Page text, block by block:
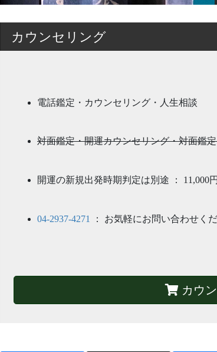
カウンセリング
電話鑑定・カウンセリング・人生相談
対面鑑定・開運カウンセリング・対面鑑
開運の新規出発時期判定は別途 ： 11,000
04-2937-4271 ： お気軽にお問い合わせく
カウ